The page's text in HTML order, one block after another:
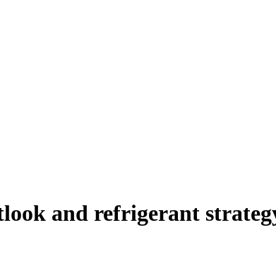
and refrigerant